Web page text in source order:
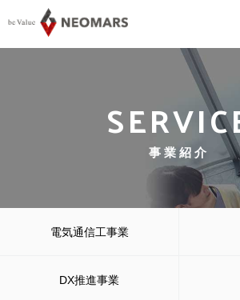
事業紹介
電気通信工事業
DX推進事業